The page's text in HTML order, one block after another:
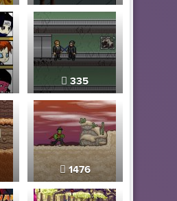
335
1476